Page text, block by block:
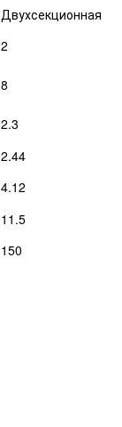
Двухсекционная
2
8
2.3
2.44
4.12
11.5
150